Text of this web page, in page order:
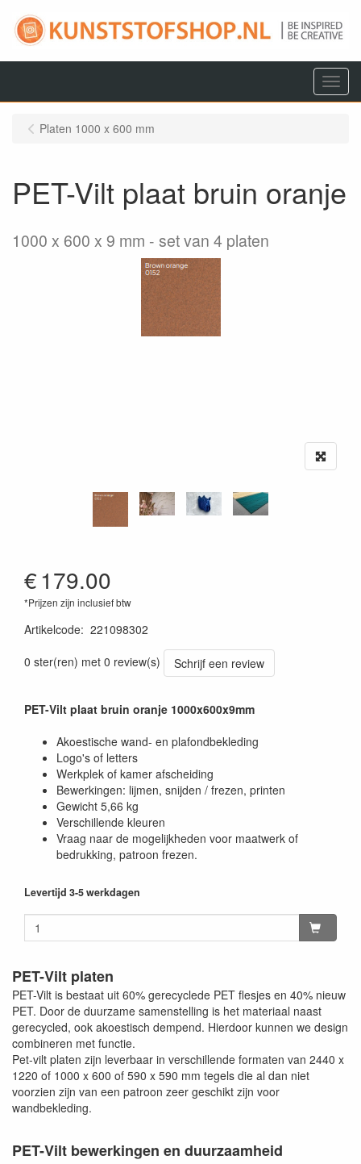
Menu
Platen 1000 x 600 mm
PET-Vilt plaat bruin oranje
1000 x 600 x 9 mm set van 4 platen
€179.00
*Prijzen zijn inclusief btw
Artikelcode: 221098302
0 ster(ren) met 0 review(s)
Schrijf een review
PET-Vilt plaat bruin oranje 1000x600x9mm
Akoestische wand- en plafondbekleding
Logo's of letters
Werkplek of kamer afscheiding
Bewerkingen: lijmen, snijden / frezen, printen
Gewicht 5,66 kg
Verschillende kleuren
Vraag naar de mogelijkheden voor maatwerk of
bedrukking, patroon frezen.
Levertijd 3-5 werkdagen
PET-Vilt platen
PET-Vilt is bestaat uit 60% gerecyclede PET flesjes en 40% nieuw
PET. Door de duurzame samenstelling is het materiaal naast
gerecycled, ook akoestisch dempend. Hierdoor kunnen we design
combineren met functie.
Pet-vilt platen zijn leverbaar in verschillende formaten van 2440 x
1220 of 1000 x 600 of 590 x 590 mm tegels die al dan niet
voorzien zijn van een patroon zeer geschikt zijn voor
wandbekleding.
PET-Vilt bewerkingen en duurzaamheid